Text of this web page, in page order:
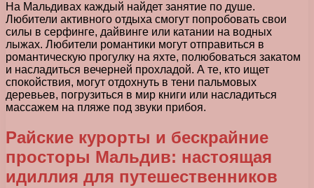
На Мальдивах каждый найдет занятие по душе.
Любители активного отдыха смогут попробовать свои
силы в серфинге, дайвинге или катании на водных
лыжах. Любители романтики могут отправиться в
романтическую прогулку на яхте, полюбоваться закатом
и насладиться вечерней прохладой. А те, кто ищет
спокойствия, могут отдохнуть в тени пальмовых
деревьев, погрузиться в мир книги или насладиться
массажем на пляже под звуки прибоя.
Райские курорты и бескрайние
просторы Мальдив: настоящая
идиллия для путешественников